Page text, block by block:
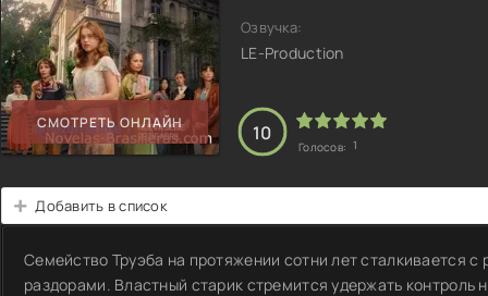
СМОТРЕТЬ ОНЛАЙН
Озвучка:
LE-Production
10
Голосов: 1
Добавить в список
Семейство Труэба на протяжении сотни лет сталкивается
раздорами. Властный старик стремится удержать